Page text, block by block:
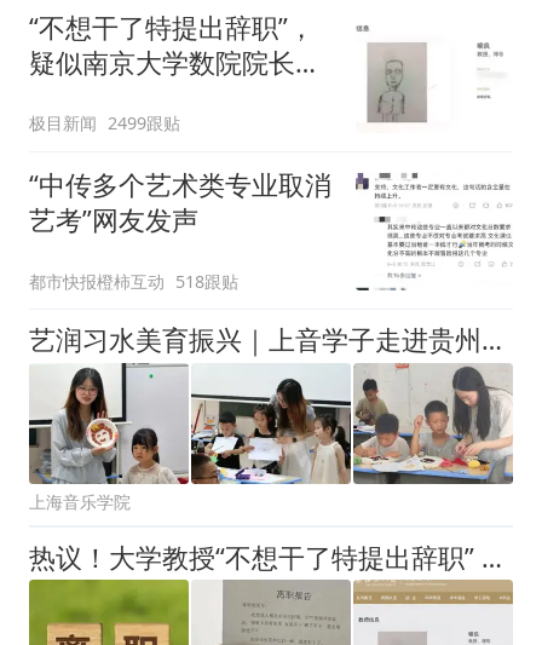
“不想干了特提出辞职”，
疑似南京大学数院院长辞
良教授已卸任院长一职，
不清楚辞职信来源；曾用
手绘图做头像
极目新闻 2499跟贴
“中传多个艺术类专业取消
艺考”网友发声
都市快报橙柿互动 518跟贴
艺润习水美育振兴｜上音学子走进贵州遵义习水县开展暑期“三下乡”社会实践活动
上海音乐学院
热议！大学教授“不想干了特提出辞职” ，最新后续：南大回应了